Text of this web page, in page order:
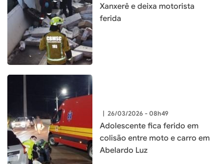
Xanxerê e deixa motorista
ferida
26/03/2026 - 08h49
Adolescente fica ferido em
colisão entre moto e carro em
Abelardo Luz